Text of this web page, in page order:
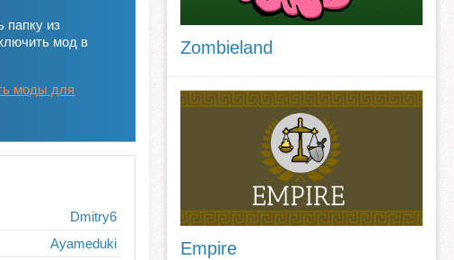
папку из
мод в
моды для
Dmitry6
Ayameduki
Zombieland
Empire